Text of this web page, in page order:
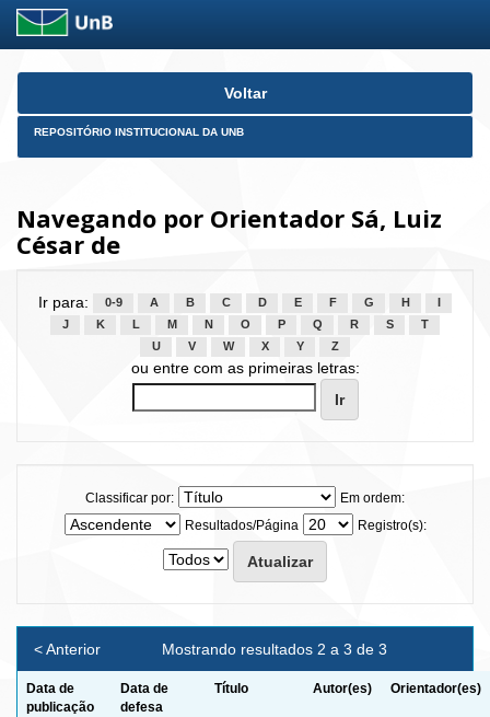
Skip
Voltar
REPOSITÓRIO INSTITUCIONAL DA UNB
Navegando por Orientador Sá, Luiz
César de
Ir para: 0-9 A B C D E F G H
J
K L M N O P Q R S
T
U
V W X Y Z
ou entre com as primeiras letras:
Classificar por:
Em ordem:
Resultados/Página
Registro(s):
Mostrando resultados 2 a 3 de 3
< Anterior
Data de
publicação
Data de
defesa
Título Autor(es) Orientador(es)